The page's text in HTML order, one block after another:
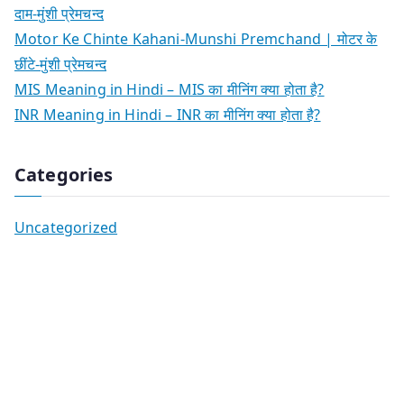
दाम-मुंशी प्रेमचन्द
Motor Ke Chinte Kahani-Munshi Premchand | मोटर के
छींटे-मुंशी प्रेमचन्द
MIS Meaning in Hindi – MIS का मीनिंग क्या होता है?
INR Meaning in Hindi – INR का मीनिंग क्या होता है?
Categories
Uncategorized